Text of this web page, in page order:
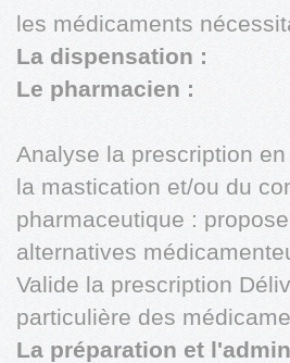
les médicaments
La dispensation :
Le pharmacien :
Analyse la prescription
la mastication et/ou du
pharmaceutique :
alternatives
Valide la prescription
particulière des
La préparation et